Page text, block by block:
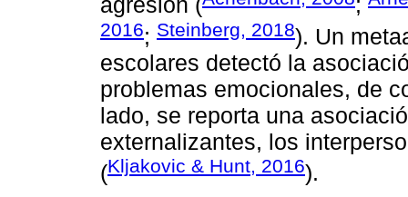
agresión (
;
2016; Steinberg, 2018). Un
escolares detectó la
problemas emocionales, de
lado, se reporta una
externalizantes, los
(Kljakovic & Hunt, 2016).